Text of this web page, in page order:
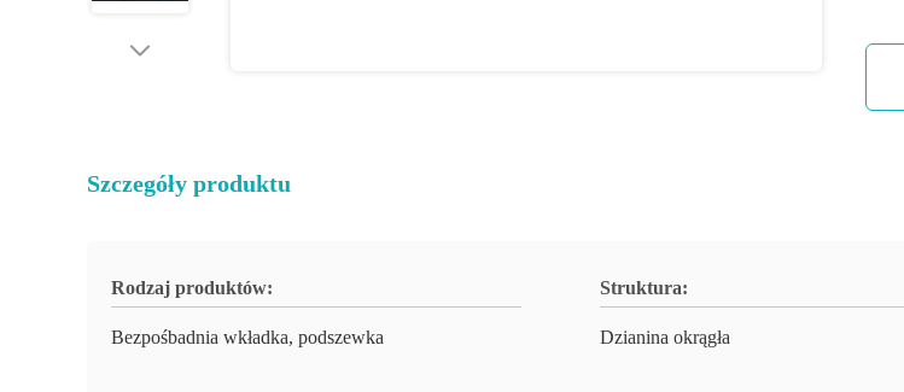
Szczegóły produktu
Rodzaj produktów:
Bezpośbadnia wkładka, podszewka
Struktura:
Dzianina okrągła